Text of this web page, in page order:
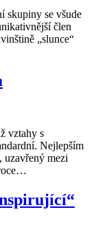
skupiny se všude
člen
„slunce“
vztahy s
Nejlepším
uzavřený mezi